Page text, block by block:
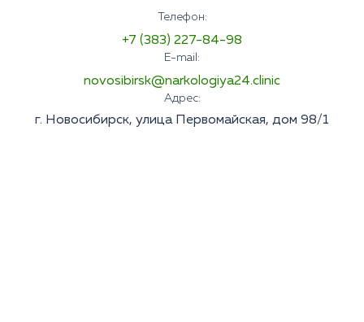
Телефон:
+7 (383) 227-84-98
E-mail:
novosibirsk@narkologiya24.clinic
Адрес:
г. Новосибирск, улица Первомайская, дом 98/1